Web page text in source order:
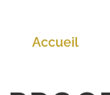
Accueil